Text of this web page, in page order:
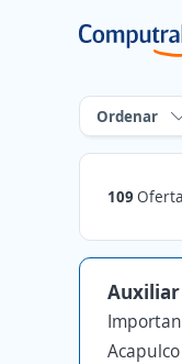
Ordenar
109